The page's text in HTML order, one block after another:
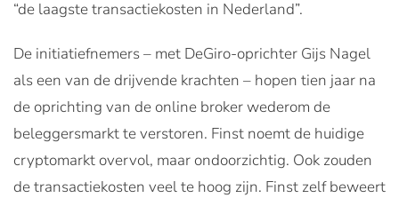
“de laagste transactiekosten in Nederland”.
De initiatiefnemers – met DeGiro-oprichter Gijs Nagel
als een van de drijvende krachten – hopen tien jaar na
de oprichting van de online broker wederom de
beleggersmarkt te verstoren. Finst noemt de huidige
cryptomarkt overvol, maar ondoorzichtig. Ook zouden
de transactiekosten veel te hoog zijn. Finst zelf beweert